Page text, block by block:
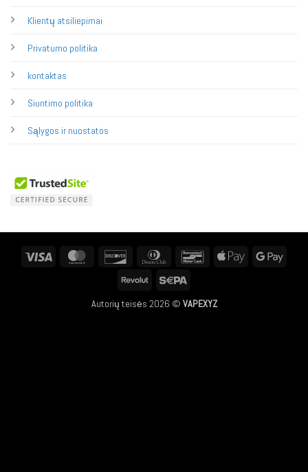
Klientų atsiliepimai
Privatumo politika
kontaktas
Siuntimo politika
Sąlygos ir nuostatos
MasterCard Discover
Dinners
BancontactApple
Revolut
Autorių teisės 2026 © VAPEXYZ